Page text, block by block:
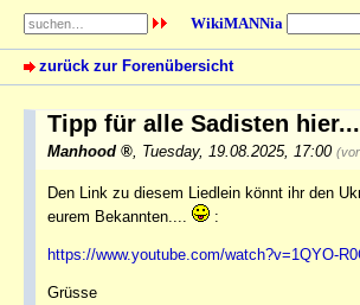
WikiMANNia
zurück zur Forenübersicht
Tipp für alle Sadisten
Manhood Tuesday, 19.08.2025, 17:00
Den Link zu diesem Liedlein könnt ihr den
eurem Bekannten....
:
https://www.youtube.com/watch?v=1QYO-
Grüsse